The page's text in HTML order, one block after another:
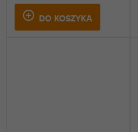
DO KOSZYKA